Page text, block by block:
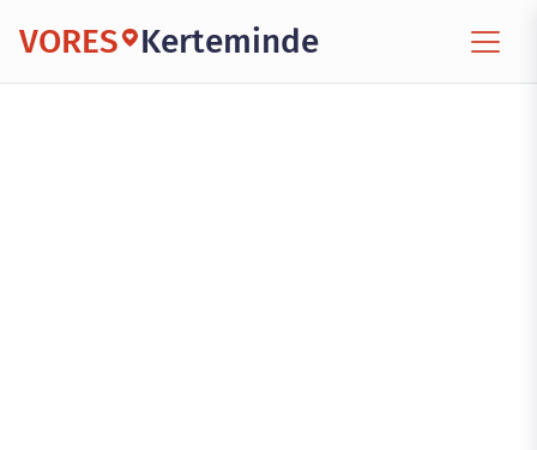
VORES Kerteminde